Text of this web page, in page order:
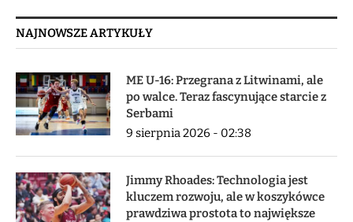
NAJNOWSZE ARTYKUŁY
ME U-16: Przegrana z Litwinami, ale
po walce. Teraz fascynujące starcie z
Serbami
9 sierpnia 2026 - 02:38
Jimmy Rhoades: Technologia jest
kluczem rozwoju, ale w koszykówce
prawdziwa prostota to największe